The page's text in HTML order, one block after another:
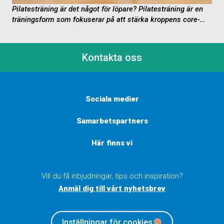
Pilatesträning är det något för löpare?Pilatesträning är en
träningsform som fokuserar på att stärka kroppens core-
Kontakta oss
Sociala medier
Samarbetspartners
Här finns vi
Vill du få inbjudningar, tips och inspiration?
Anmäl dig till vårt nyhetsbrev
Inställningar för cookies